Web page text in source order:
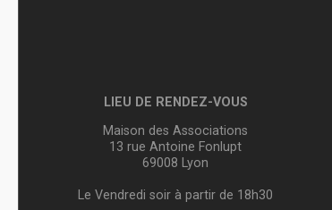
LIEU DE RENDEZ-VOUS
Maison des Associations
13 rue Antoine Fonlupt
69008 Lyon
Le Vendredi soir à partir de 18h30